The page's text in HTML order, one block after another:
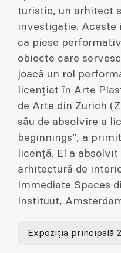
turistic, un arhitect
investigație.
ca piese
obiecte care
joacă un rol
licențiat în Arte
de Arte din Zurich
său de absolvire a
beginnings”, a
licență. El a
arhitectură de
Immediate Spaces
Instituut,
Expoziția principală